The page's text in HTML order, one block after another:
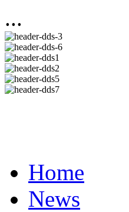
...
Home
News